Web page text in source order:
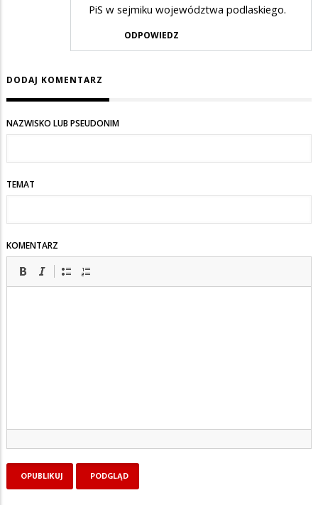
PiS w sejmiku województwa podlaskiego.
ODPOWIEDZ
DODAJ KOMENTARZ
NAZWISKO LUB PSEUDONIM
TEMAT
KOMENTARZ